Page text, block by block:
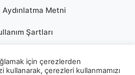
Aydınlatma Metni
Şartları
için çerezlerden
kullanarak, çerezleri kullanmamızı